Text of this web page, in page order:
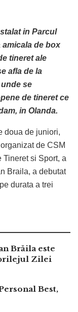
in Parcul
amicala de box
tineret ale
afla de la
se
de tineret ce
in Olanda.
doua de juniori,
de CSM
si Sport, a
Braila, a debutat
durata a trei
Brăila este
prilejul Zilei
Best,